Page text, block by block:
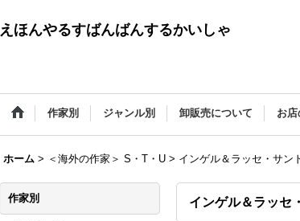
えほんやるすばんばんするかいしゃ
作家別 ジャンル別 卸販売について お
ホーム > ＜海外の作家＞ S・T・U > インゲル＆ラッセ・サン
作家別 インゲル＆ラッセ